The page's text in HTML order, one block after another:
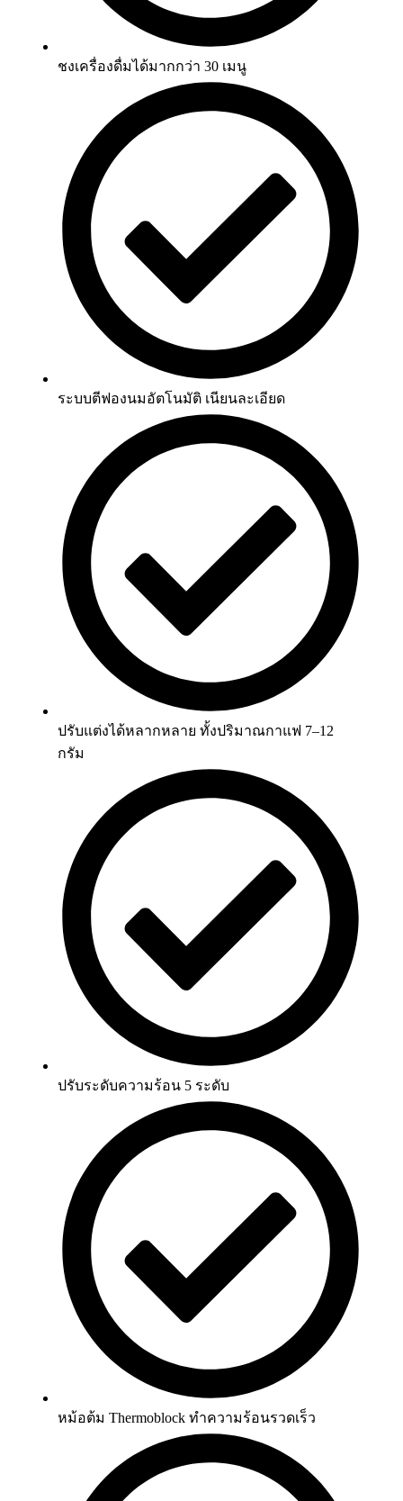
ชงเครื่องดื่มได้มากกว่า 30 เมนู
ระบบตีฟองนมอัตโนมัติ เนียนละเอียด
ปรับแต่งได้หลากหลาย ทั้งปริมาณกาแฟ 7–12
กรัม
ปรับระดับความร้อน 5 ระดับ
หม้อต้ม Thermoblock ทำความร้อนรวดเร็ว